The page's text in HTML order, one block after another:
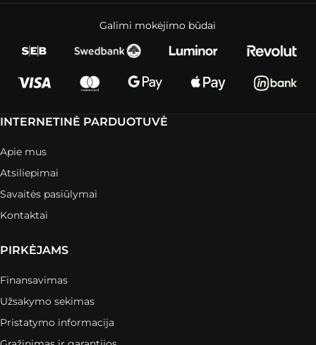
Galimi mokėjimo būdai
INTERNETINĖ PARDUOTUVĖ
Apie mus
Atsiliepimai
Savaitės pasiūlymai
Kontaktai
PIRKĖJAMS
Finansavimas
Užsakymo sekimas
Pristatymo informacija